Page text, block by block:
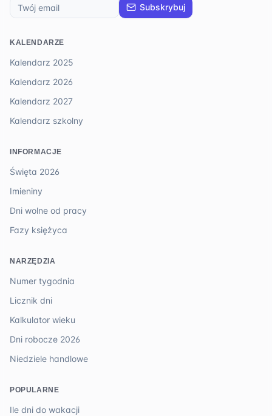
Subskrybuj
KALENDARZE
Kalendarz 2025
Kalendarz 2026
Kalendarz 2027
Kalendarz szkolny
INFORMACJE
Święta 2026
Imieniny
Dni wolne od pracy
Fazy księżyca
NARZĘDZIA
Numer tygodnia
Licznik dni
Kalkulator wieku
Dni robocze 2026
Niedziele handlowe
POPULARNE
Ile dni do wakacji